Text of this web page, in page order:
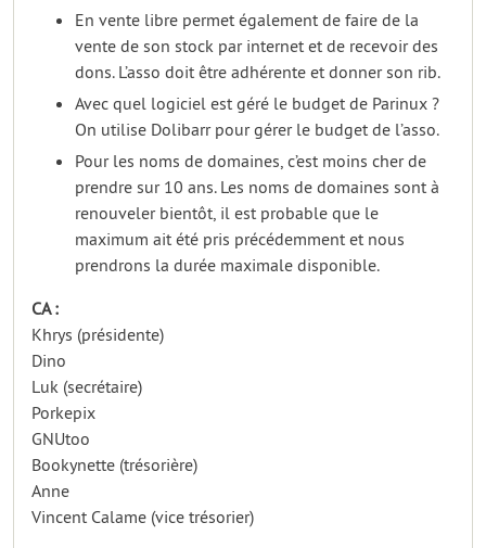
En vente libre permet également de faire de la
vente de son stock par internet et de recevoir des
dons. L’asso doit être adhérente et donner son rib.
Avec quel logiciel est géré le budget de Parinux ?
On utilise Dolibarr pour gérer le budget de l’asso.
Pour les noms de domaines, c’est moins cher de
prendre sur 10 ans. Les noms de domaines sont à
renouveler bientôt, il est probable que le
maximum ait été pris précédemment et nous
prendrons la durée maximale disponible.
CA :
Khrys (présidente)
Dino
Luk (secrétaire)
Porkepix
GNUtoo
Bookynette (trésorière)
Anne
Vincent Calame (vice trésorier)